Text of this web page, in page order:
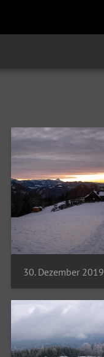
30. Dezember 2019